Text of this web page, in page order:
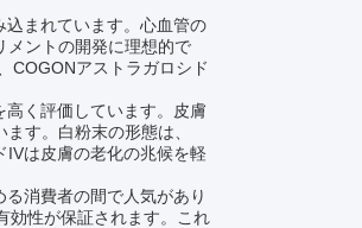
まれています。心血管の
メントの開発に理想的で
COGONアストラガロシド
く評価しています。皮膚
す。白粉末の形態は、
IVは皮膚の老化の兆候を軽
消費者の間で人気があり
効性が保証されます。これ